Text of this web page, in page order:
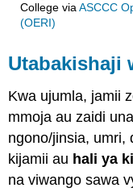
Collegevia ASCCC
(OERI)
Utabakishaji
Kwa ujumla, jamii
mmoja au zaidi
ngono/jinsia, umri,
kijamii au hali ya
na viwango sawa